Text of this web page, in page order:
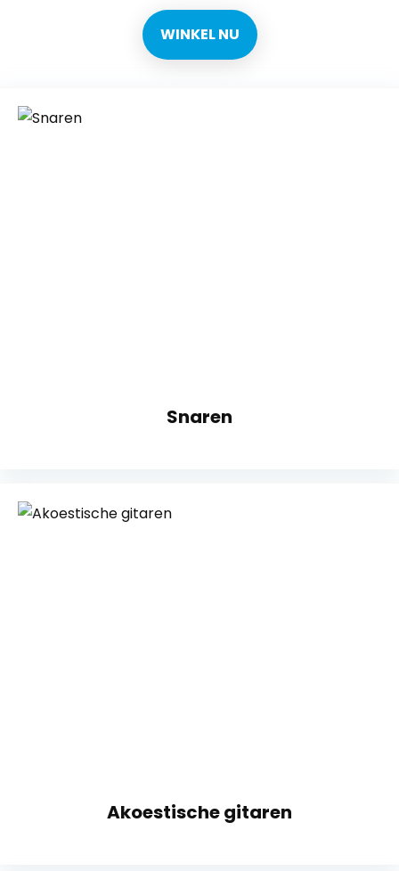
WINKEL NU
Snaren
Akoestische gitaren